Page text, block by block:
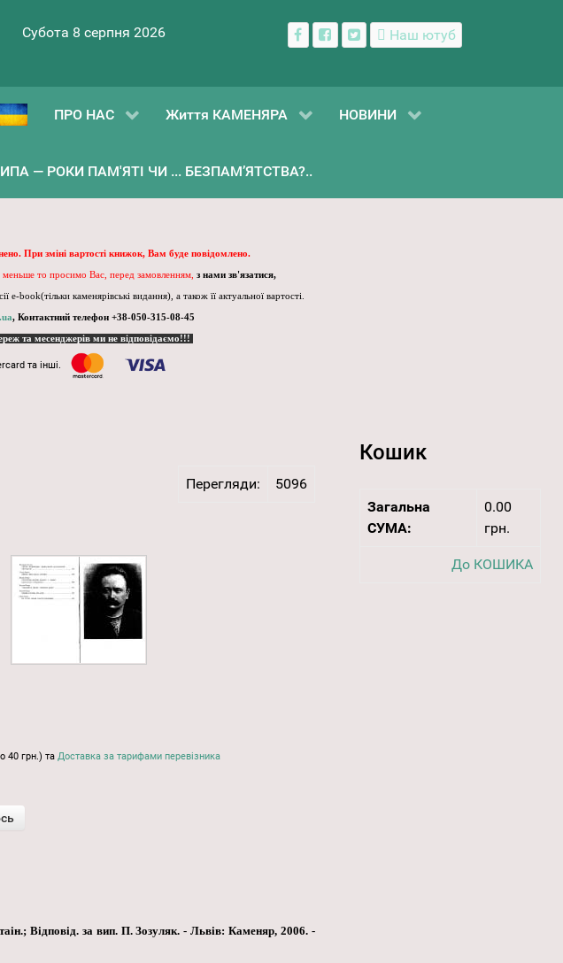
Субота 8 серпня 2026 Наш ютуб
ПРО НАС Життя КАМЕНЯРА НОВИНИ
— РОКИ ПАМ'ЯТІ ЧИ ... БЕЗПАМ’ЯТСТВА?..
При зміні вартості книжок, Вам буде повідомлено.
і меньше то просимо Вас, перед замовленням, з нами зв'язатися,
e-book(тільки каменярівські видання), а також її актуальної вартості.
, Контактний телефон +38-050-315-08-45
та месенджерів ми не відповідаємо!!!
та інші.
Перегляди: 5096
40 грн.) та Доставка за тарифами перевізника
Відповід. за вип. П. Зозуляк. - Львів: Каменяр, 2006. -
Кошик
Загальна
СУМА:
0.00
грн.
До КОШИКА